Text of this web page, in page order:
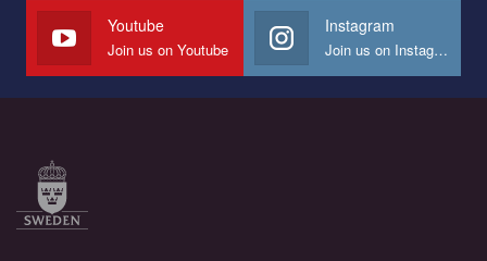
СОГИ в Украине.
Все, что вам нужно сделать - это зайти на наш канал YouTube
Youtube
Join us on Youtube
Instagram
Join us on Instagram